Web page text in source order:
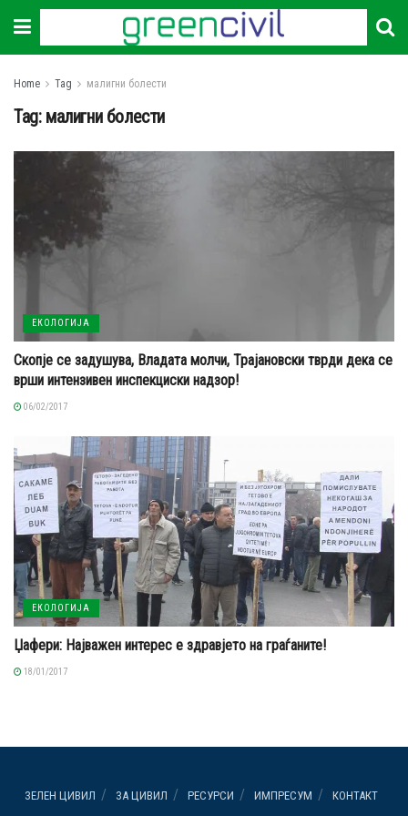
Home Tag малигни болести
Tag: малигни болести
ЕКОЛОГИЈА
Скопје се задушува, Владата молчи, Трајановски тврди дека се
врши интензивен инспекциски надзор!
06/02/2017
ЕКОЛОГИЈА
Џафери: Најважен интерес е здравјето на граѓаните!
18/01/2017
ЗЕЛЕН ЦИВИЛ ЗА ЦИВИЛ РЕСУРСИ ИМПРЕСУМ КОНТАКТ